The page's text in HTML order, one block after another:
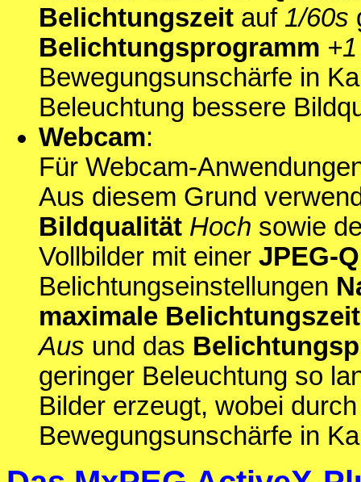
Belichtungszeit auf 1/60s
Belichtungsprogramm +1
Bewegungsunschärfe in
Beleuchtung bessere
Webcam:
Für Webcam-
Aus diesem Grund
Bildqualität Hoch sowie
Vollbilder mit einer JPEG-
Belichtungseinstellungen
maximale Belichtungszeit
Aus und das
geringer Beleuchtung so
Bilder erzeugt, wobei
Bewegungsunschärfe in